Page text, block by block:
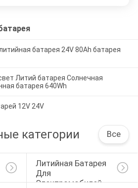
батарея 24V 80Ah батарея
Литий батарея Солнечная
батарея 640Wh
12V 24V
категории Все
Литийная Батарея
Для
Электромобилей